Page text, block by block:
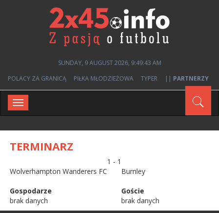
SUNDAY, 9 AUGUST 2026, 9:49:43 AM
POLACY ZA GRANICĄ
PIŁKA MŁODZIEŻOWA TYPER || PARTNERZY
Toggle
navigation
TERMINARZ
1 - 1
Wolverhampton Wanderers FC
Burnley
Gospodarze
brak danych
Goście
brak danych